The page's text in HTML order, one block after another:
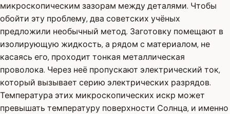
микроскопическим зазорам между деталями. Чтобы
обойти эту проблему, два советских учёных
предложили необычный метод. Заготовку помещают в
изолирующую жидкость, а рядом с материалом, не
касаясь его, проходит тонкая металлическая
проволока. Через неё пропускают электрический ток,
который вызывает серию электрических разрядов.
Температура этих микроскопических искр может
превышать температуру поверхности Солнца, и именно